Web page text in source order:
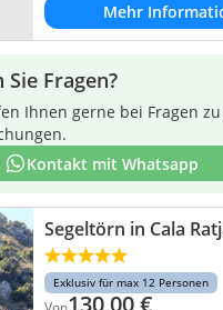
Mehr
Sie Fragen?
Ihnen gerne bei Fragen
Kontakt mit Whatsapp
Segeltörn in Cala
Exklusiv für max 12 Personen
130,00€